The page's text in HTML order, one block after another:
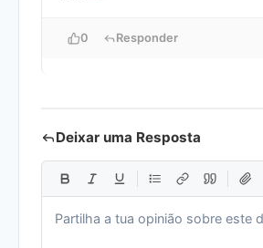
0 Responder
Deixar uma Resposta